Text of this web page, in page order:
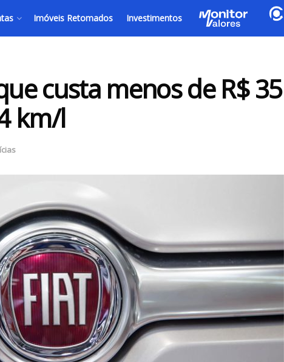
Imóveis Retomados Investimentos
custa menos de R$ 35
km/l